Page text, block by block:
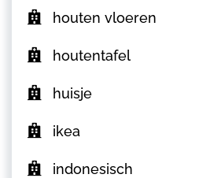
houten vloeren
houtentafel
huisje
ikea
indonesisch